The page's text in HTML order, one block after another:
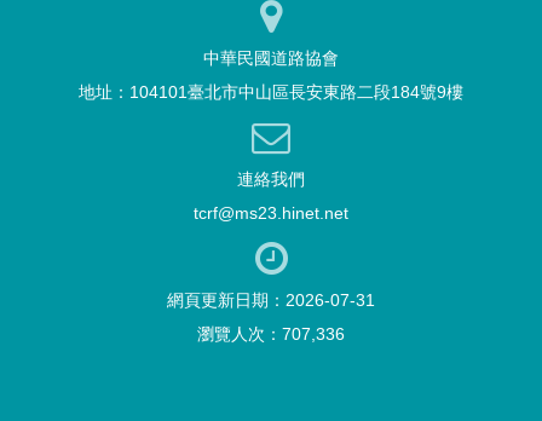
中華民國道路協會
地址：104101臺北市中山區長安東路二段184號9樓
連絡我們
tcrf@ms23.hinet.net
網頁更新日期：2026-07-31
瀏覽人次：707,336